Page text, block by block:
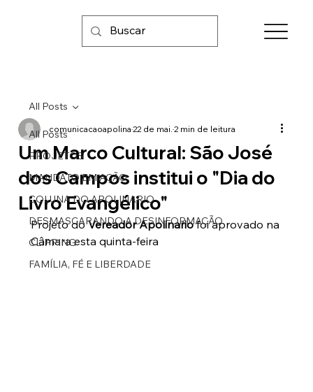
All Posts
PROJETOS
MANDATO EM AÇÃO
COLUNA DO APOLINARIO
DESMASCARANDO A DESINFORMAÇÃO
CLIPPING
FAMÍLIA, FÉ E LIBERDADE
All Posts
Um Marco Cultural: São José
dos Campos institui o "Dia do
Livro Evangélico"
comunicacaoapolina22 de mai. 2 min de leitura
Projeto do Vereador Apolinario foi aprovado na
Câmara esta quinta-feira